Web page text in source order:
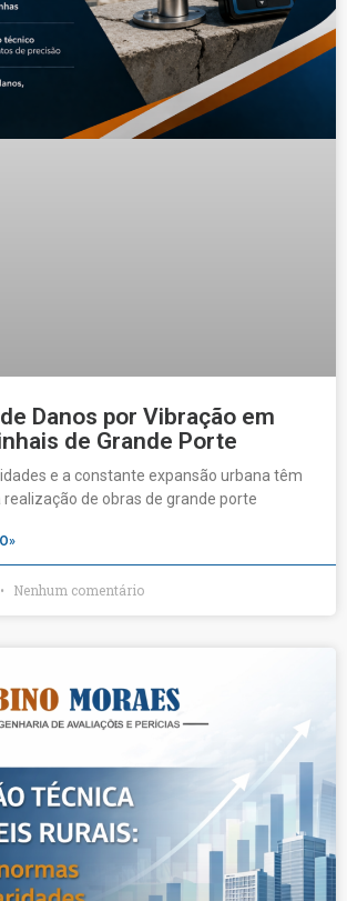
Danos por Vibração em
de Grande Porte
e a constante expansão urbana têm
de obras de grande porte
Nenhum comentário